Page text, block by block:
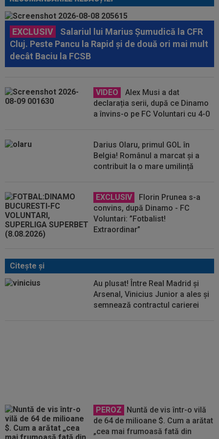
EXCLUSIV
Salariul lui Marius Șumudică la CFR
Cluj. Peste Pancu la Rapid și de două ori mai mult
decât Baciu la FCSB
VIDEO
Alex Musi a dat
declarația serii, după ce Dinamo
a învins-o pe FC Voluntari cu 4-0
Darius Olaru, primul GOL în
Belgia! Românul a marcat și a
contribuit la o mare umilință
EXCLUSIV
Florin Prunea s-a
convins, după Dinamo - FC
Voluntari: ”Fotbalist!
Extraordinar”
Citeşte şi
Au plusat! Între Real Madrid și
Arsenal, Vinicius Junior a ales și
semnează contractul carierei
PEROZ
Nuntă de vis într-o vilă
de 64 de milioane $. Cum a arătat
„cea mai frumoasă fată din